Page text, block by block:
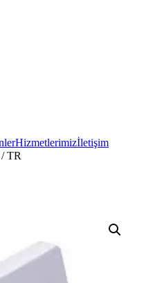
Hizmetlerimizİletişim
TR